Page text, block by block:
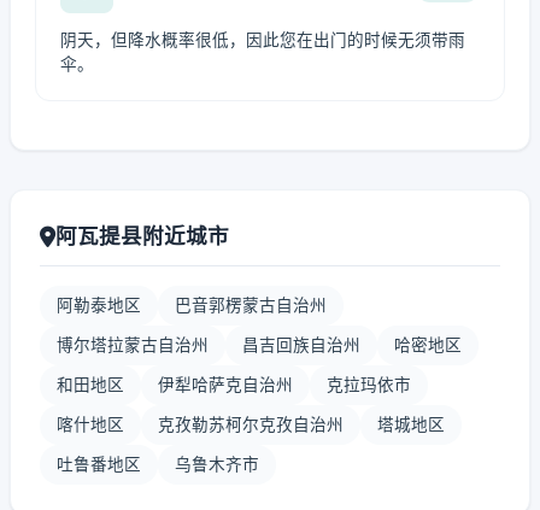
阴天，但降水概率很低，因此您在出门的时候无须带雨
伞。
阿瓦提县附近城市
阿勒泰地区 巴音郭楞蒙古自治州
博尔塔拉蒙古自治州 昌吉回族自治州 哈密地区
和田地区 伊犁哈萨克自治州 克拉玛依市
喀什地区 克孜勒苏柯尔克孜自治州 塔城地区
吐鲁番地区 乌鲁木齐市